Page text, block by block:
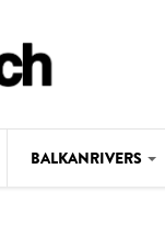
BALKANRIVERS